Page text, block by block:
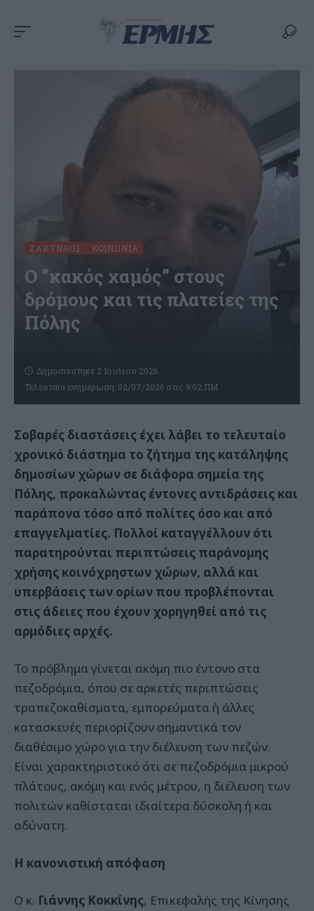
ΖΆΚΥΝΘΟΣ ΚΟΙΝΩΝΊΑ
Ο ”κακός χαμός” στους
δρόμους και τις πλατείες της
Πόλης
Τελευταία ενημέρωση: 02/07/2026 στις 9:02 ΠΜ
Δημοσιεύτηκε 2 Ιουλίου 2026
Σοβαρές διαστάσεις έχει λάβει το τελευταίο
χρονικό διάστημα το ζήτημα της κατάληψης
δημοσίων χώρων σε διάφορα σημεία της
Πόλης, προκαλώντας έντονες αντιδράσεις και
παράπονα τόσο από πολίτες όσο και από
επαγγελματίες. Πολλοί καταγγέλλουν ότι
παρατηρούνται περιπτώσεις παράνομης
χρήσης κοινόχρηστων χώρων, αλλά και
υπερβάσεις των ορίων που προβλέπονται
στις άδειες που έχουν χορηγηθεί από τις
αρμόδιες αρχές.
Το πρόβλημα γίνεται ακόμη πιο έντονο στα
πεζοδρόμια, όπου σε αρκετές περιπτώσεις
τραπεζοκαθίσματα, εμπορεύματα ή άλλες
κατασκευές περιορίζουν σημαντικά τον
διαθέσιμο χώρο για την διέλευση των πεζών.
Είναι χαρακτηριστικό ότι σε πεζοδρόμια μικρού
πλάτους, ακόμη και ενός μέτρου, η διέλευση των
πολιτών καθίσταται ιδιαίτερα δύσκολη ή και
αδύνατη.
Η κανονιστική απόφαση
Ο κ. Γιάννης Κοκκίνης, Επικεφαλής της Κίνησης